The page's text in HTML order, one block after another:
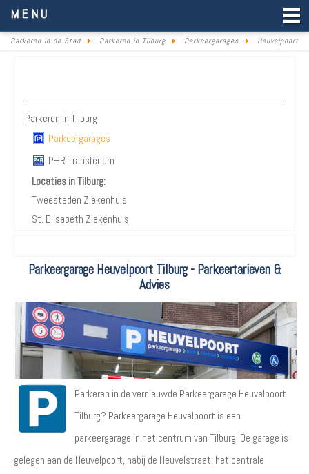
MENU
Parkeren in de Stad Parkeren in Tilburg Parkeergarages Heuvelpoort
Parkeren in Tilburg
Parkeergarages
P+R Transferium
Locaties in Tilburg:
Tweesteden Ziekenhuis
St. Elisabeth Ziekenhuis
Parkeergarage Heuvelpoort Tilburg - Parkeertarieven &
Advies
Parkeren in de vernieuwde Parkeergarage Heuvelpoort
Tilburg? Parkeergarage Heuvelpoort is een
parkeergarage in het centrum van Tilburg. De garage is
gelegen aan de Heuvelpoort, nabij de Heuvelstraat, het centrale